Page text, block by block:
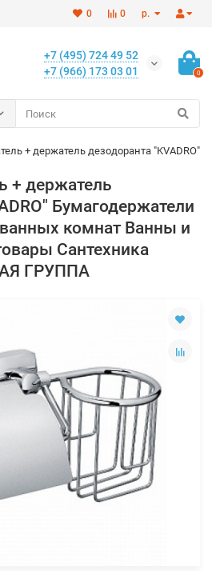
р.
0
0
+7 (495) 724 49 52
+7 (966) 173 03 01
0
+ держатель дезодоранта "KVADRO"
+ держатель
Бумагодержатели
комнат Ванны и
Сантехника
ГРУППА